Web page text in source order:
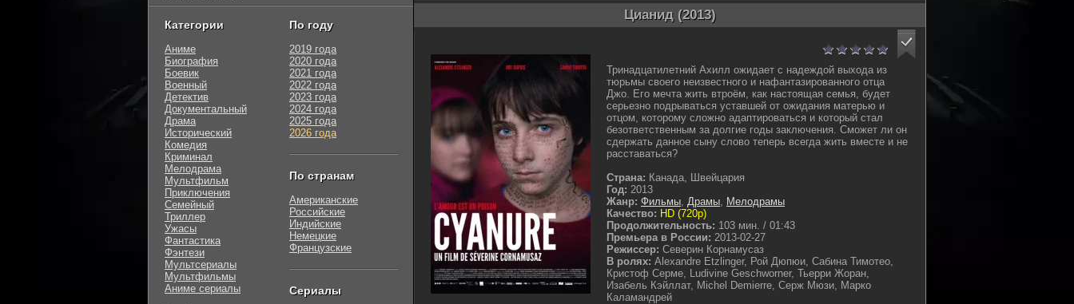
Цианид (2013)
Тринадцатилетний Ахилл ожидает с надеждой выхода из
тюрьмы своего неизвестного и нафантазированного отца
Джо. Его мечта жить втроём, как настоящая семья, будет
серьезно подрываться уставшей от ожидания матерью и
отцом, которому сложно адаптироваться и который стал
безответственным за долгие годы заключения. Сможет ли он
сдержать данное сыну слово теперь всегда жить вместе и не
расставаться?
Страна: Канада, Швейцария
Год: 2013
Жанр: Фильмы, Драмы, Мелодрамы
Качество: HD (720p)
Продолжительность: 103 мин. / 01:43
Премьера в России: 2013-02-27
Режиссер: Северин Корнамусаз
В ролях: Alexandre Etzlinger, Рой Дюпюи, Сабина Тимотео,
Кристоф Серме, Ludivine Geschworner, Тьерри Жоран,
Изабель Кэйллат, Michel Demierre, Серж Мюзи, Марко
Каламандрей
Категории
Аниме
Биография
Боевик
Военный
Детектив
Документальный
Драма
Исторический
Комедия
Криминал
Мелодрама
Мультфильм
Приключения
Семейный
Триллер
Ужасы
Фантастика
Фэнтези
Мультсериалы
Мультфильмы
Аниме сериалы
По году
2019 года
2020 года
2021 года
2022 года
2023 года
2024 года
2025 года
2026 года
По странам
Американские
Российские
Индийские
Немецкие
Французские
Сериалы